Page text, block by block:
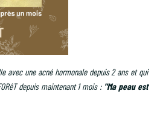
avec une acné hormonale depuis 2 ans et qui
depuis maintenant 1 mois : "Ma peau est